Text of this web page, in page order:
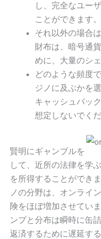
し、完全なユー
ことができます。
それ以外の場合
財布は、暗号通
めに、大量のシ
どのような頻度
ジノに及ぶかを
キャッシュバッ
想定しないでくだ
賢明にギャンブルを
して、近所の法律を学
を所得することができ
ノの分野は、オンライ
険をほぼ増加させてい
ンプと分布は瞬時に缶
返済するために遅延す